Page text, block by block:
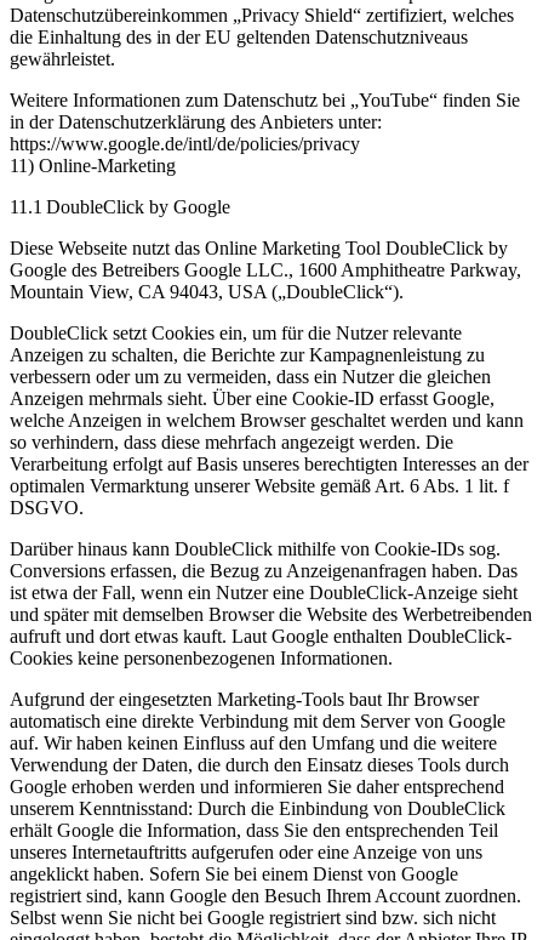
Datenschutzübereinkommen „Privacy Shield“ zertifiziert, welches
die Einhaltung des in der EU geltenden Datenschutzniveaus
gewährleistet.
Weitere Informationen zum Datenschutz bei „YouTube“ finden Sie
in der Datenschutzerklärung des Anbieters unter:
https://www.google.de/intl/de/policies/privacy
11) Online-Marketing
11.1 DoubleClick by Google
Diese Webseite nutzt das Online Marketing Tool DoubleClick by
Google des Betreibers Google LLC., 1600 Amphitheatre Parkway,
Mountain View, CA 94043, USA („DoubleClick“).
DoubleClick setzt Cookies ein, um für die Nutzer relevante
Anzeigen zu schalten, die Berichte zur Kampagnenleistung zu
verbessern oder um zu vermeiden, dass ein Nutzer die gleichen
Anzeigen mehrmals sieht. Über eine Cookie-ID erfasst Google,
welche Anzeigen in welchem Browser geschaltet werden und kann
so verhindern, dass diese mehrfach angezeigt werden. Die
Verarbeitung erfolgt auf Basis unseres berechtigten Interesses an der
optimalen Vermarktung unserer Website gemäß Art. 6 Abs. 1 lit. f
DSGVO.
Darüber hinaus kann DoubleClick mithilfe von Cookie-IDs sog.
Conversions erfassen, die Bezug zu Anzeigenanfragen haben. Das
ist etwa der Fall, wenn ein Nutzer eine DoubleClick-Anzeige sieht
und später mit demselben Browser die Website des Werbetreibenden
aufruft und dort etwas kauft. Laut Google enthalten DoubleClick-
Cookies keine personenbezogenen Informationen.
Aufgrund der eingesetzten Marketing-Tools baut Ihr Browser
automatisch eine direkte Verbindung mit dem Server von Google
auf. Wir haben keinen Einfluss auf den Umfang und die weitere
Verwendung der Daten, die durch den Einsatz dieses Tools durch
Google erhoben werden und informieren Sie daher entsprechend
unserem Kenntnisstand: Durch die Einbindung von DoubleClick
erhält Google die Information, dass Sie den entsprechenden Teil
unseres Internetauftritts aufgerufen oder eine Anzeige von uns
angeklickt haben. Sofern Sie bei einem Dienst von Google
registriert sind, kann Google den Besuch Ihrem Account zuordnen.
Selbst wenn Sie nicht bei Google registriert sind bzw. sich nicht